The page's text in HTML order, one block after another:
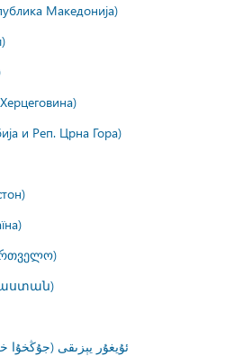
Македонија)
и Реп. Црна Гора)
ئۇيغۇر يېزىقى (جۇڭخۇا